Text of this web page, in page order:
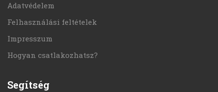
Adatvédelem
Felhasználási feltételek
Impresszum
Hogyan csatlakozhatsz?
Segítség